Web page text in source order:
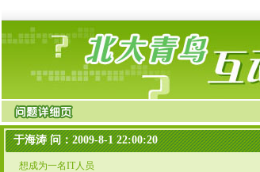
于海涛 问：2009-8-1 22:00:20
想成为一名IT人员